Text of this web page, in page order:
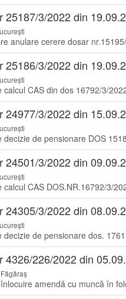
25187/3/2022 din
anulare cerere dosar
25186/3/2022 din
calcul CAS din dos 16792/3/
24977/3/2022 din
decizie de pensionare DOS
24501/3/2022 din
calcul CAS DOS.NR.16792/3/
24305/3/2022 din
decizie de pensionare dos.
4326/226/2022 din
amendă cu muncă în